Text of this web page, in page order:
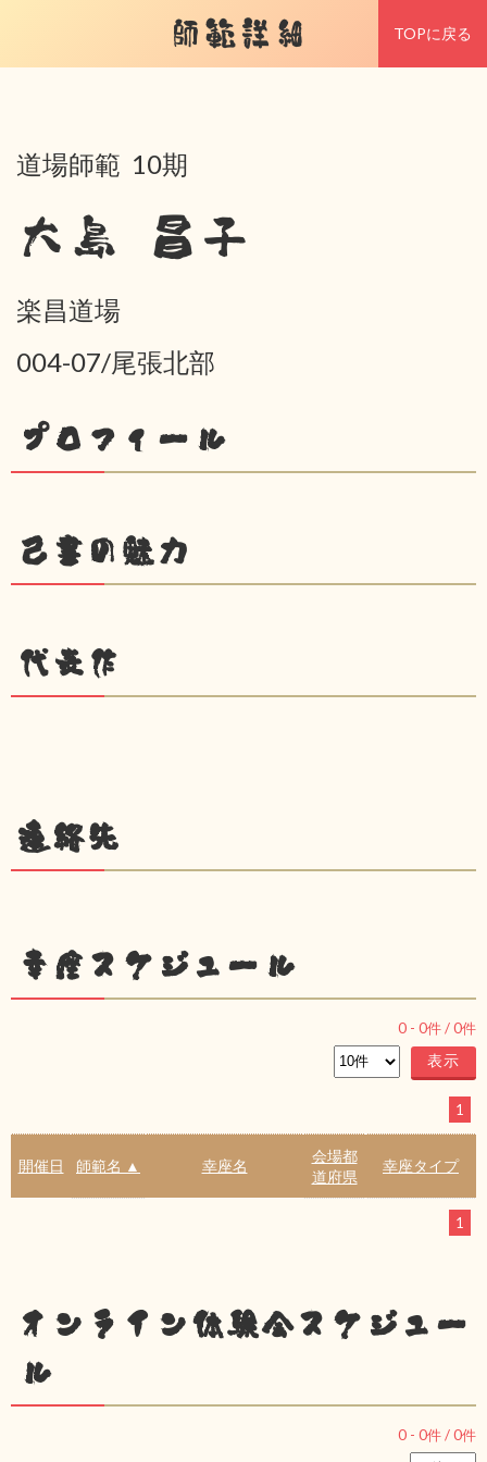
師範詳細 TOPに戻る
道場師範 10期
大島 昌子
楽昌道場
004-07/尾張北部
プロフィール
己書の魅力
代表作
連絡先
幸座スケジュール
0 - 0件 /0件
1
開催日 師範名 ▲ 幸座名
会場都
道府県
幸座タイプ
1
オンライン体験会スケジュー
ル
0 - 0件 /0件